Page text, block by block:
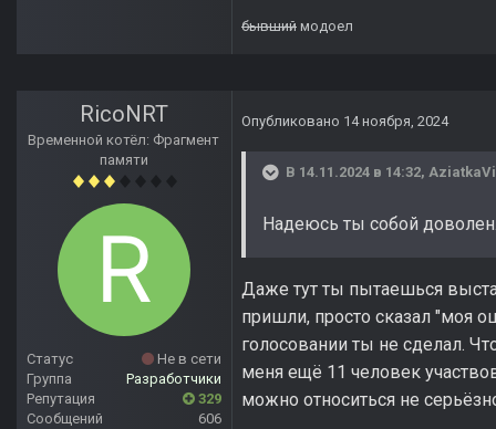
бывший модоел
RicoNRT
Временной котёл: Фрагмент
памяти
Статус
Не в сети
Группа
Разработчики
Репутация
329
Сообщений
606
Опубликовано 14 ноября, 2024
В 14.11.2024 в 14:32,
Надеюсь ты собой
Даже тут ты пытаешься
пришли, просто сказал "моя
голосовании ты не сделал.
меня ещё 11 человек
можно относиться не